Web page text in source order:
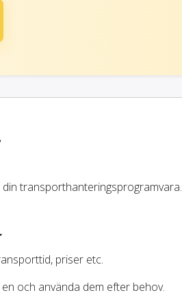
transporthanteringsprogramvara.
priser etc.
och använda dem efter behov.